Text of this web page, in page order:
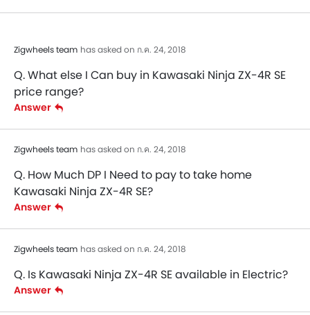
Zigwheels team has asked on ก.ค. 24, 2018
Q. What else I Can buy in Kawasaki Ninja ZX-4R SE
price range?
Answer
Zigwheels team has asked on ก.ค. 24, 2018
Q. How Much DP I Need to pay to take home
Kawasaki Ninja ZX-4R SE?
Answer
Zigwheels team has asked on ก.ค. 24, 2018
Q. Is Kawasaki Ninja ZX-4R SE available in Electric?
Answer